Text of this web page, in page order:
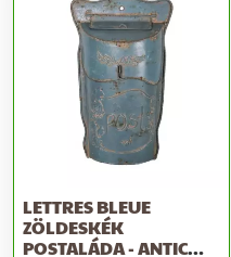
LETTRES BLEUE
ZÖLDESKÉK
POSTALÁDA - ANTIC